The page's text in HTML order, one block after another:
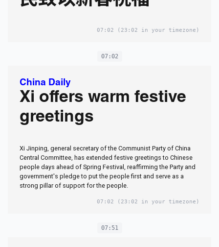
07:02 (23:02 in your timezone)
07:02
China Daily
Xi offers warm festive
greetings
Xi Jinping, general secretary of the Communist Party of China
Central Committee, has extended festive greetings to Chinese
people days ahead of Spring Festival, reaffirming the Party and
government's pledge to put the people first and serve as a
strong pillar of support for the people.
07:02 (23:02 in your timezone)
07:51